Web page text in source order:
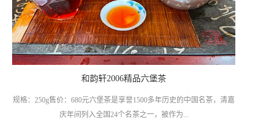
和韵轩2006精品六堡茶
规格：250g售价：680元六堡茶是享誉1500多年历史的中国名茶，清嘉
庆年间列入全国24个名茶之一，被作为...